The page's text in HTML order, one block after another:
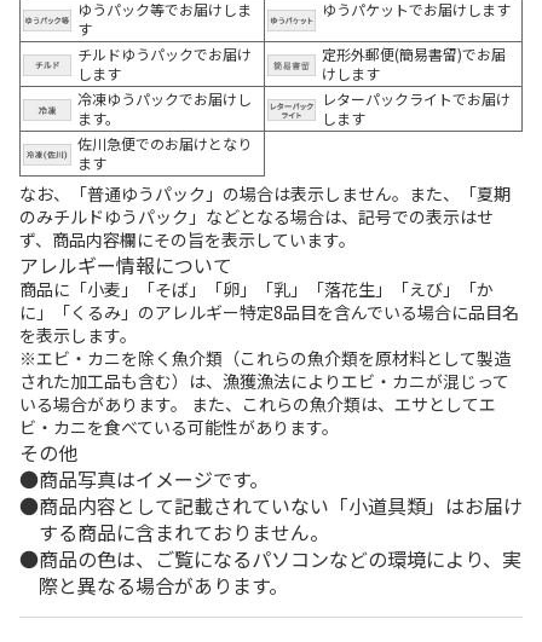
ゆうパック等でお届けしま
す
ゆうパケットでお届けします
チルドゆうパックでお届け
します
定形外郵便(簡易書留)でお届
けします
冷凍ゆうパックでお届けし
ます。
レターパックライトでお届け
します
佐川急便でのお届けとなり
ます
なお、「普通ゆうパック」の場合は表示しません。また、「夏期
のみチルドゆうパック」などとなる場合は、記号での表示はせ
ず、商品内容欄にその旨を表示しています。
アレルギー情報について
商品に「小麦」「そば」「卵」「乳」「落花生」「えび」「か
に」「くるみ」のアレルギー特定8品目を含んでいる場合に品目名
を表示します。
※エビ・カニを除く魚介類（これらの魚介類を原材料として製造
された加工品も含む）は、漁獲漁法によりエビ・カニが混じって
いる場合があります。 また、これらの魚介類は、エサとしてエ
ビ・カニを食べている可能性があります。
その他
商品写真はイメージです。
商品内容として記載されていない「小道具類」はお届け
する商品に含まれておりません。
商品の色は、ご覧になるパソコンなどの環境により、実
際と異なる場合があります。